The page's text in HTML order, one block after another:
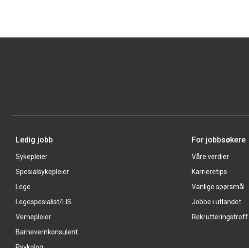
Ledig jobb
Sykepleier
Spesialsykepleier
Lege
Legespesialist/LIS
Vernepleier
Barnevernkonsulent
For jobbsøkere
Våre verdier
Karrieretips
Vanlige spørsmål
Jobbe i utlandet
Rekrutteringstreff